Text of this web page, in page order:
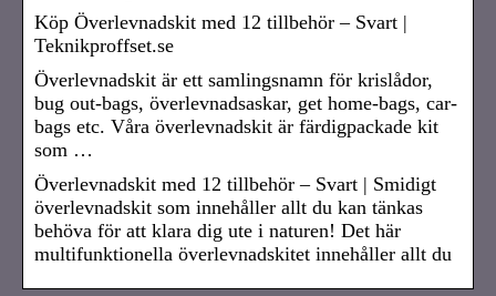
Köp Överlevnadskit med 12 tillbehör – Svart |
Teknikproffset.se
Överlevnadskit är ett samlingsnamn för krislådor,
bug out-bags, överlevnadsaskar, get home-bags, car-
bags etc. Våra överlevnadskit är färdigpackade kit
som …
Överlevnadskit med 12 tillbehör – Svart | Smidigt
överlevnadskit som innehåller allt du kan tänkas
behöva för att klara dig ute i naturen! Det här
multifunktionella överlevnadskitet innehåller allt du